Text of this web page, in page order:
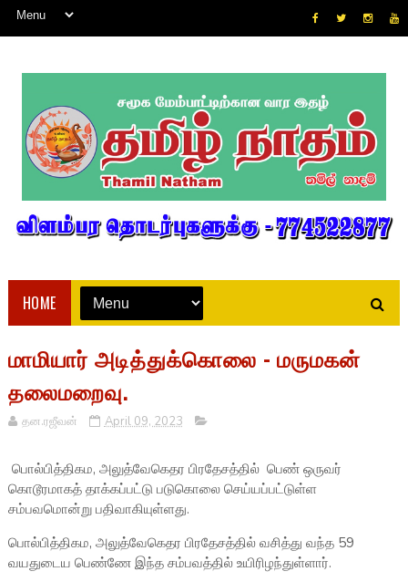
HOME
மாமியார் அடித்துக்கொலை - மருமகன்
தலைமறைவு.
தன.ரஜீவன் April 09, 2023
பொல்பித்திகம, அலுத்வேகெதர பிரதேசத்தில் பெண் ஒருவர்
கொடூரமாகத் தாக்கப்பட்டு படுகொலை செய்யப்பட்டுள்ள
சம்பவமொன்று பதிவாகியுள்ளது.
பொல்பித்திகம, அலுத்வேகெதர பிரதேசத்தில் வசித்து வந்த 59
வயதுடைய பெண்ணே இந்த சம்பவத்தில் உயிரிழந்துள்ளார்.